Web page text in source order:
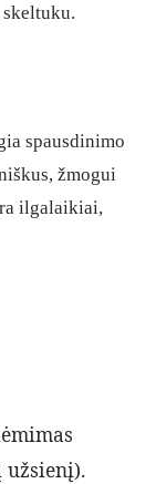
spausdinimo
žmogui
ilgalaikiai,